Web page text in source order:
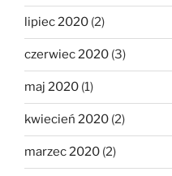
lipiec 2020 (2)
czerwiec 2020 (3)
maj 2020 (1)
kwiecień 2020 (2)
marzec 2020 (2)